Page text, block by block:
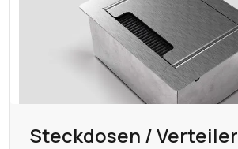
Steckdosen / Verteiler